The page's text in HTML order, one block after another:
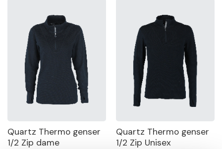
Quartz Thermo genser
1/2 Zip dame
Quartz Thermo genser
1/2 Zip Unisex